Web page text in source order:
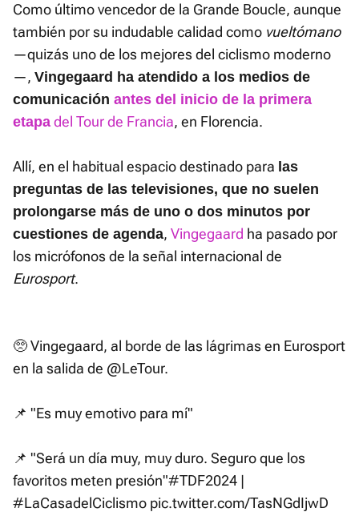
Como último vencedor de la Grande Boucle, aunque
también por su indudable calidad como vueltómano
—quizás uno de los mejores del ciclismo moderno
—, Vingegaard ha atendido a los medios de
comunicación antes del inicio de la primera
etapa del Tour de Francia, en Florencia.
Allí, en el habitual espacio destinado para las
preguntas de las televisiones, que no suelen
prolongarse más de uno o dos minutos por
cuestiones de agenda, Vingegaard ha pasado por
los micrófonos de la señal internacional de
Eurosport.
🥺 Vingegaard, al borde de las lágrimas en Eurosport
en la salida de @LeTour.
📌 "Es muy emotivo para mí"
📌 "Será un día muy, muy duro. Seguro que los
favoritos meten presión"#TDF2024 |
#LaCasadelCiclismo pic.twitter.com/TasNGdIjwD